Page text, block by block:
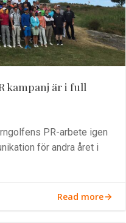
kampanj är i full
PR-arbete igen
för andra året i
Read more